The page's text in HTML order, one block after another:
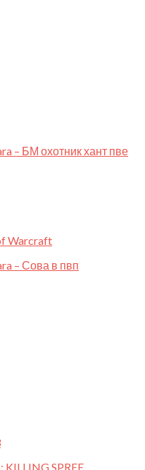
– БМ охотник хант пве
Warcraft
– Сова в пвп
KILLING SPREE